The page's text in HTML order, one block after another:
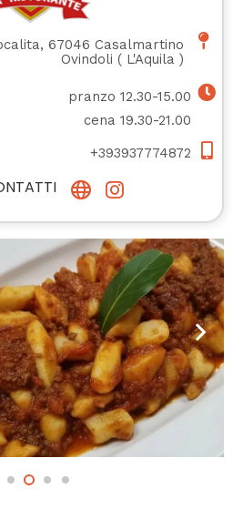
67046 Casalmartino
Ovindoli ( L'Aquila )
pranzo 12.30-15.00
cena 19.30-21.00
+393937774872